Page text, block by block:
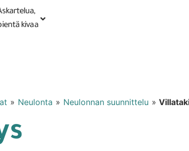
Kirjaudu tai
rekisteröidy
kivaa
» Neulonta » Neulonnan suunnittelu »